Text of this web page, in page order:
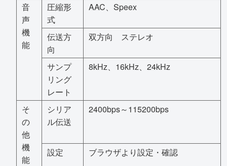
音
声
機
能
圧縮形
式
AAC、Speex
伝送方
向
双方向 ステレオ
サンプ
リング
レート
8kHz、16kHz、24kHz
そ
の
他
機
能
シリア
ル伝送
2400bps～115200bps
設定 ブラウザより設定・確認